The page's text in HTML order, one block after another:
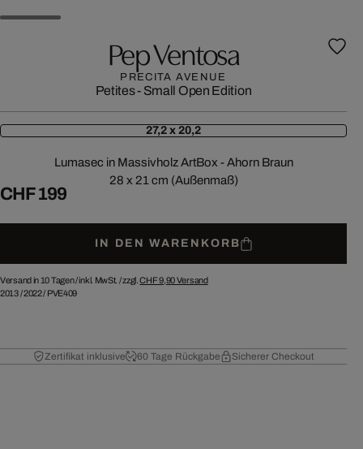
Pep Ventosa
PRECITA AVENUE
Petites - Small Open Edition
27,2 x 20,2
Lumasec in Massivholz ArtBox - Ahorn Braun
28 x 21 cm (Außenmaß)
CHF 199
IN DEN WARENKORB
Versand in 10 Tagen /inkl. MwSt. / zzgl.CHF 9,90Versand
2013/2022/ PVE409
Zertifikat inklusive 60 Tage Rückgabe Sicherer Checkout